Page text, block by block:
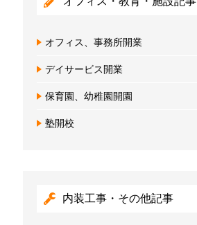
オフィス、事務所開業
デイサービス開業
保育園、幼稚園開園
塾開校
内装工事・その他記事